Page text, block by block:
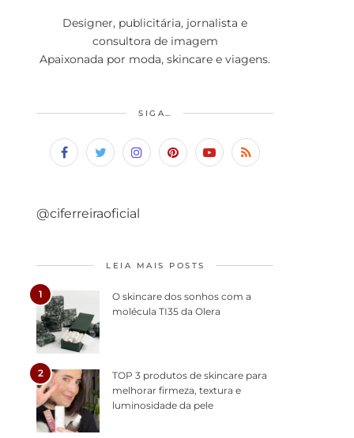
Designer, publicitária, jornalista e
consultora de imagem
Apaixonada por moda, skincare e viagens.
SIGA…
@ciferreiraoficial
LEIA MAIS POSTS
1
O skincare dos sonhos com a
molécula TI35 da Olera
2
TOP 3 produtos de skincare para
melhorar firmeza, textura e
luminosidade da pele